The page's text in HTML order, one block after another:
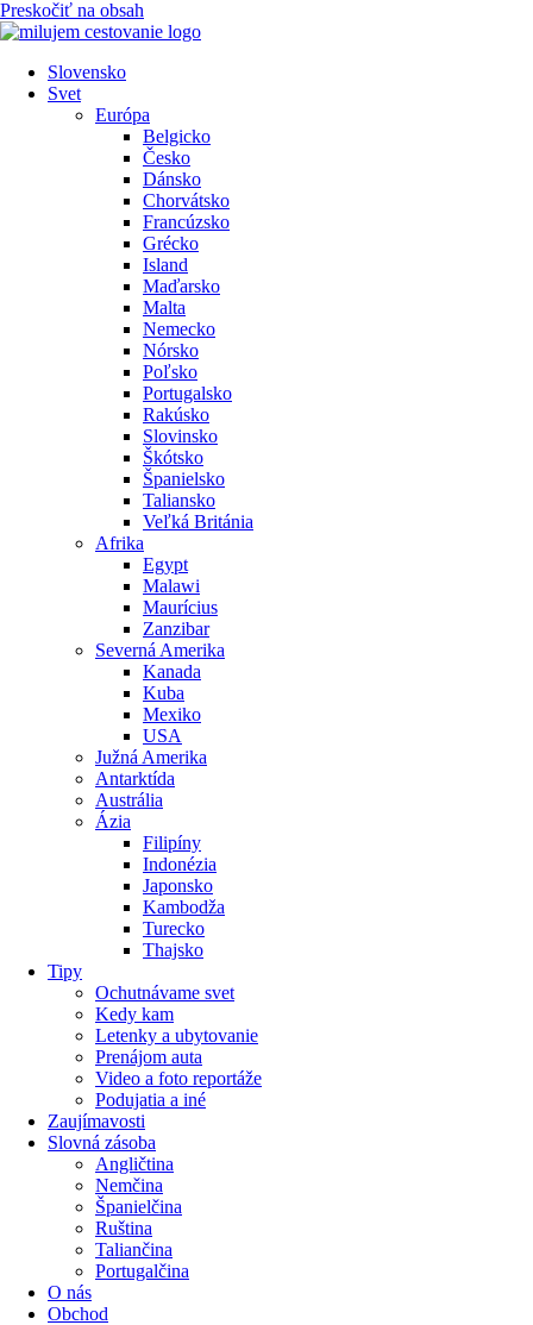
Preskočiť na obsah
Slovensko
Svet
Európa
Belgicko
Česko
Dánsko
Chorvátsko
Francúzsko
Grécko
Island
Maďarsko
Malta
Nemecko
Nórsko
Poľsko
Portugalsko
Rakúsko
Slovinsko
Škótsko
Španielsko
Taliansko
Veľká Británia
Afrika
Egypt
Malawi
Maurícius
Zanzibar
Severná Amerika
Kanada
Kuba
Mexiko
USA
Južná Amerika
Antarktída
Austrália
Ázia
Filipíny
Indonézia
Japonsko
Kambodža
Turecko
Thajsko
Tipy
Ochutnávame svet
Kedy kam
Letenky a ubytovanie
Prenájom auta
Video a foto reportáže
Podujatia a iné
Zaujímavosti
Slovná zásoba
Angličtina
Nemčina
Španielčina
Ruština
Taliančina
Portugalčina
O nás
Obchod